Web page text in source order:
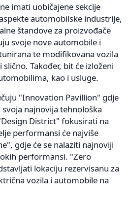
imati uobičajene sekcije
automobilske industrije,
štandove za proizvođače
svoje nove automobile i
te modifikovana vozila
Također, bit će izloženi
kao i usluge.
"Innovation Pavillion" gdje
najnovija tehnološka
District" fokusirati na
performansi će najviše
gdje će se nalaziti najnoviji
performansi. "Zero
lokaciju rezervisanu za
vozila i automobile na